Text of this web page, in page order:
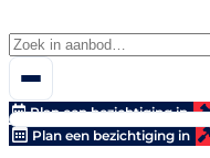
Plan een bezichtiging in
Plan een bezichtiging in